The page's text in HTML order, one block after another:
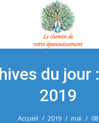
du jour :
2019
Accueil 2019 mai 08